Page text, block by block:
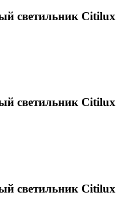
светильник Citilux
светильник Citilux
светильник Citilux